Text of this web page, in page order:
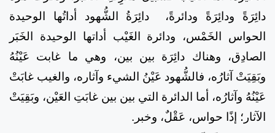
دائِرَةً ودائِرَةً ودائرةً،
دائِرَةُ
الشُّهود أداتُها الوحيدة
الحواس الخَمْس، ودائرة الغَيْب أداتها الوحيدة الخَبَر
الصادِق، وهناك دائِرَة بين بين، وهي ما غابت عَيْنُهُ
وبَقِيَتْ آثارُه، فالشُّهود عَيْنُ الشيء وآثاره، والغيب غابَتْ
عَيْنُهُ وآثارُه، أما الدائرة التي بين بين غابَتِ العَيْن، وبَقِيَتْ
الآثار؛ إذًا حواس، عَقْلٌ، وخبر.